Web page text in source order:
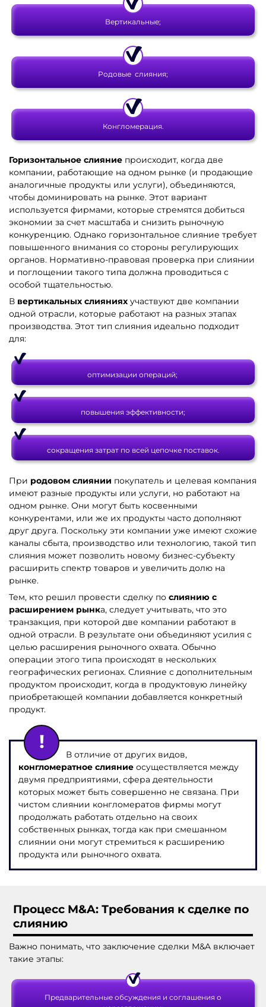
Вертикальные;
Родовые слияния;
Конгломерация.
Горизонтальное слияние происходит, когда две
компании, работающие на одном рынке (и продающие
аналогичные продукты или услуги), объединяются,
чтобы доминировать на рынке. Этот вариант
используется фирмами, которые стремятся добиться
экономии за счет масштаба и снизить рыночную
конкуренцию. Однако горизонтальное слияние требует
повышенного внимания со стороны регулирующих
органов. Нормативно-правовая проверка при слиянии
и поглощении такого типа должна проводиться с
особой тщательностью.
В вертикальных слияниях участвуют две компании
одной отрасли, которые работают на разных этапах
производства. Этот тип слияния идеально подходит
для:
оптимизации операций;
повышения эффективности;
сокращения затрат по всей цепочке поставок.
При родовом слиянии покупатель и целевая компания
имеют разные продукты или услуги, но работают на
одном рынке. Они могут быть косвенными
конкурентами, или же их продукты часто дополняют
друг друга. Поскольку эти компании уже имеют схожие
каналы сбыта, производство или технологию, такой тип
слияния может позволить новому бизнес-субъекту
расширить спектр товаров и увеличить долю на
рынке.
Тем, кто решил провести сделку по слиянию с
расширением рынка, следует учитывать, что это
транзакция, при которой две компании работают в
одной отрасли. В результате они объединяют усилия с
целью расширения рыночного охвата. Обычно
операции этого типа происходят в нескольких
географических регионах. Слияние с дополнительным
продуктом происходит, когда в продуктовую линейку
приобретающей компании добавляется конкретный
продукт.
В отличие от других видов,
конгломератное слияние осуществляется между
двумя предприятиями, сфера деятельности
которых может быть совершенно не связана. При
чистом слиянии конгломератов фирмы могут
продолжать работать отдельно на своих
собственных рынках, тогда как при смешанном
слиянии они могут стремиться к расширению
продукта или рыночного охвата.
Процесс M&A: Требования к сделке по
слиянию
Важно понимать, что заключение сделки M&A включает
такие этапы:
Предварительные обсуждения и соглашения о